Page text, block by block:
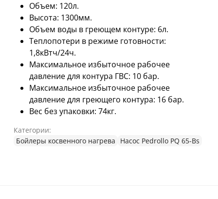
Объем: 120л.
Высота: 1300мм.
Объем воды в греющем контуре: 6л.
Теплопотери в режиме готовности:
1,8кВтч/24ч.
Максимальное избыточное рабочее
давление для контура ГВС: 10 бар.
Максимальное избыточное рабочее
давление для греющего контура: 16 бар.
Вес без упаковки: 74кг.
Категории:
Бойлеры косвенного нагрева
Насос Pedrollo PQ 65-Bs